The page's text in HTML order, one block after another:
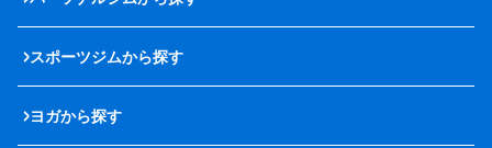
スポーツジムから探す
ヨガから探す